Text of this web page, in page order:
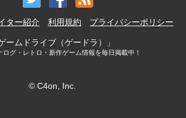
ター紹介 利用規約 プライバシーポリシー
ゲームドライブ（ゲードラ）」
ログ・レトロ・新作ゲーム情報を毎日掲載中！
© C4on, Inc.